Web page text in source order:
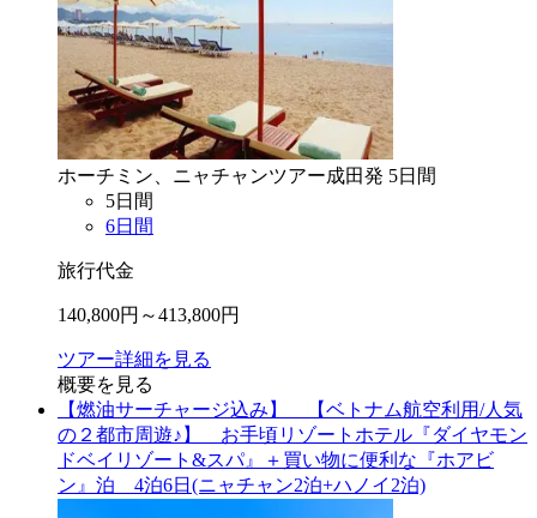
ホーチミン、ニャチャンツアー成田発 5日間
5日間
6日間
旅行代金
140,800円～413,800円
ツアー詳細を見る
概要を見る
【燃油サーチャージ込み】 【ベトナム航空利用/人気
の２都市周遊♪】 お手頃リゾートホテル『ダイヤモン
ドベイリゾート&スパ』＋買い物に便利な『ホアビ
ン』泊 4泊6日(ニャチャン2泊+ハノイ2泊)